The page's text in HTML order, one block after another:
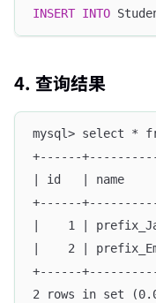
INSERT INTO
4. 查询结果
mysql> select *
+------
| id   | name
+------
|    1 |
|    2 |
+------
2 rows in set